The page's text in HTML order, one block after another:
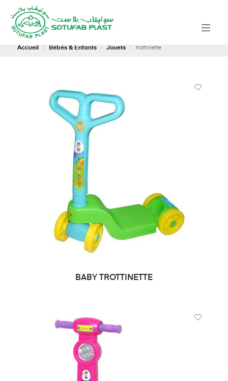
Accueil Bébés & Enfants Jouets trottinette
BABY TROTTINETTE